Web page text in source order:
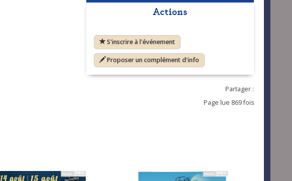
Actions
S'inscrire à l'événement
Proposer un complément d'info
Partager :
Page lue 869 fois